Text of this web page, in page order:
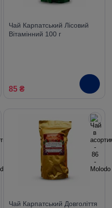
Чай Карпатський Лісовий
Вітамінний 100 г
85 ₴
Чай Карпатський Довголіття